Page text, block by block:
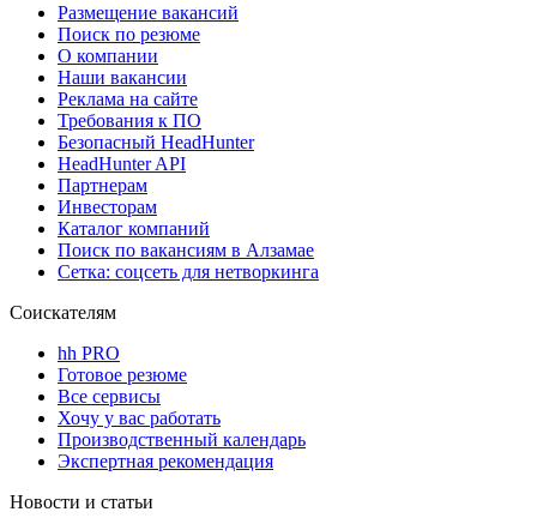
Размещение вакансий
Поиск по резюме
О компании
Наши вакансии
Реклама на сайте
Требования к ПО
Безопасный HeadHunter
HeadHunter API
Партнерам
Инвесторам
Каталог компаний
Поиск по вакансиям в Алзамае
Сетка: соцсеть для нетворкинга
Соискателям
hh PRO
Готовое резюме
Все сервисы
Хочу у вас работать
Производственный календарь
Экспертная рекомендация
Новости и статьи